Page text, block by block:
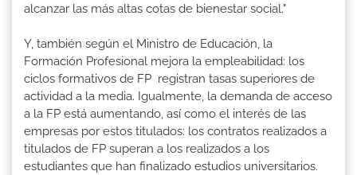
alcanzar las más altas cotas de bienestar social."
Y, también según el Ministro de Educación, la
Formación Profesional mejora la empleabilidad: los
ciclos formativos de FP registran tasas superiores de
actividad a la media. Igualmente, la demanda de acceso
a la FP está aumentando, así como el interés de las
empresas por estos titulados: los contratos realizados a
titulados de FP superan a los realizados a los
estudiantes que han finalizado estudios universitarios.